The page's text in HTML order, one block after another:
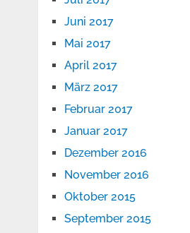
Juni 2017
Mai 2017
April 2017
März 2017
Februar 2017
Januar 2017
Dezember 2016
November 2016
Oktober 2015
September 2015